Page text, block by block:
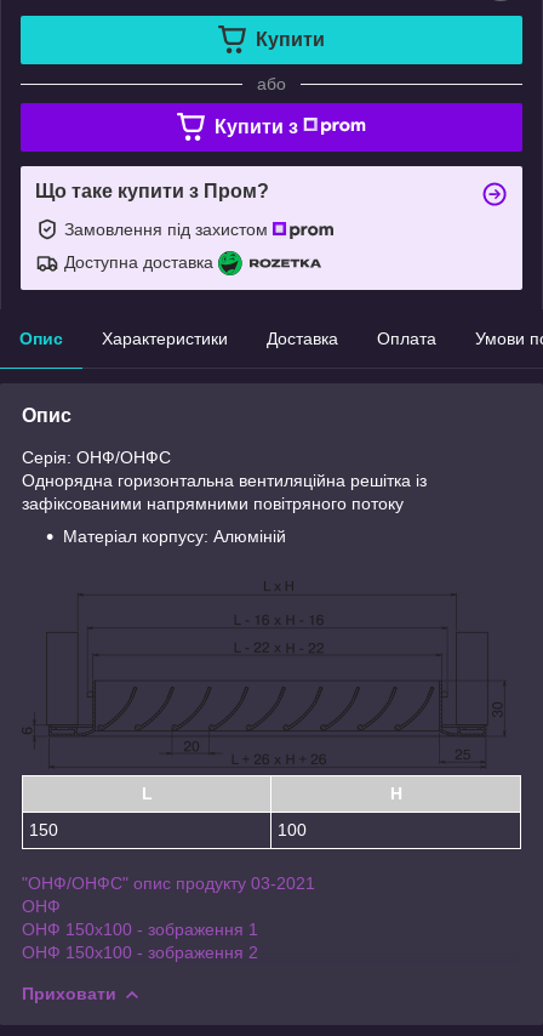
Купити
або
Купити з
Що таке купити з Пром?
Замовлення під захистом
Доступна доставка
Опис Характеристики Доставка Оплата Умови
Опис
Серія: ОНФ/ОНФС
Однорядна горизонтальна вентиляційна решітка із
зафіксованими напрямними повітряного потоку
Матеріал корпусу: Алюміній
L
H
150
100
"ОНФ/ОНФС" опис продукту 03-2021
ОНФ
ОНФ 150x100 - зображення 1
ОНФ 150x100 - зображення 2
Приховати